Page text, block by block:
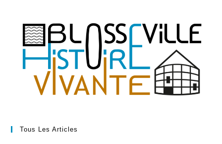
Valasse
De
Mortemer.
Tous Les Articles